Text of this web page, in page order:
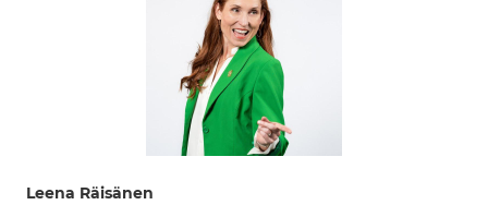
Leena Räisänen